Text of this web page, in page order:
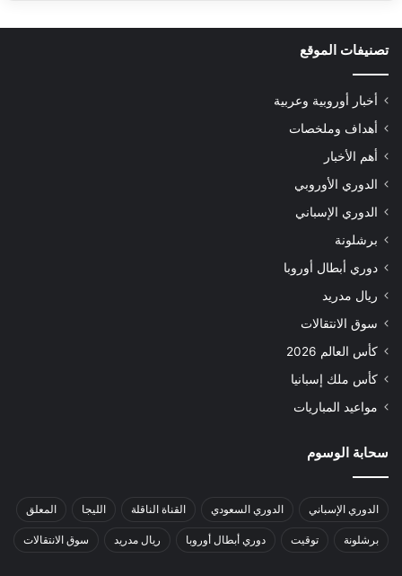
تصنيفات الموقع
أخبار أوروبية وعربية
أهداف وملخصات
أهم الأخبار
الدوري الأوروبي
الدوري الإسباني
برشلونة
دوري أبطال أوروبا
ريال مدريد
سوق الانتقالات
كأس العالم 2026
كأس ملك إسبانيا
مواعيد المباريات
سحابة الوسوم
الدوري الإسباني الدوري السعودي القناة الناقلة الليجا المعلق
برشلونة توقيت دوري أبطال أوروبا ريال مدريد سوق الانتقالات